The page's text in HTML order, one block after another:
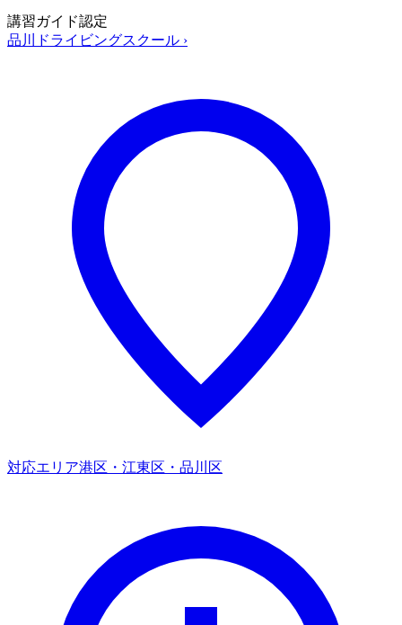
講習ガイド認定
品川ドライビングスクール ›
対応エリア港区・江東区・品川区